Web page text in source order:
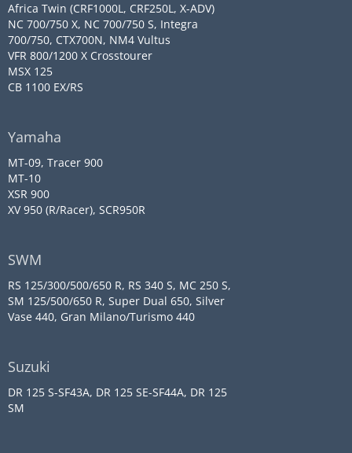
Africa Twin (CRF1000L, CRF250L, X-ADV)
NC 700/750 X, NC 700/750 S, Integra
700/750, CTX700N, NM4 Vultus
VFR 800/1200 X Crosstourer
MSX 125
CB 1100 EX/RS
Yamaha
MT-09, Tracer 900
MT-10
XSR 900
XV 950 (R/Racer), SCR950R
SWM
RS 125/300/500/650 R, RS 340 S, MC 250 S,
SM 125/500/650 R, Super Dual 650, Silver
Vase 440, Gran Milano/Turismo 440
Suzuki
DR 125 S-SF43A, DR 125 SE-SF44A, DR 125
SM